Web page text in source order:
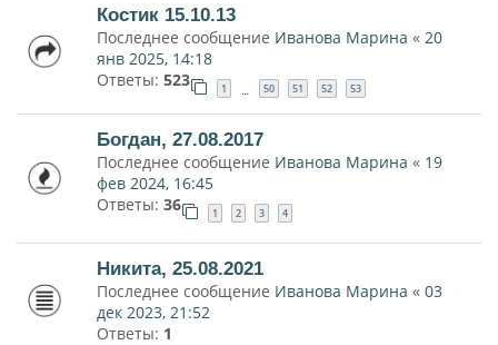
Костик 15.10.13
Последнее сообщение Иванова Марина « 20
янв 2025, 14:18
Ответы: 523 1 … 50 51 52 53
Богдан, 27.08.2017
Последнее сообщение Иванова Марина « 19
фев 2024, 16:45
Ответы: 36 1 2 3 4
Никита, 25.08.2021
Последнее сообщение Иванова Марина « 03
дек 2023, 21:52
Ответы: 1